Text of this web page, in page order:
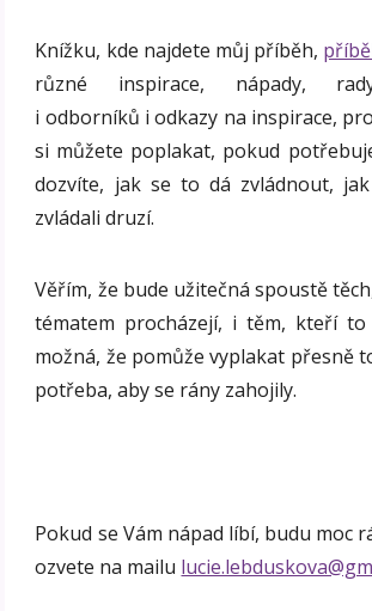
Knížku, kde najdete můj příběh,
různé inspirace, nápady,
i odborníků i odkazy na inspirace,
si můžete poplakat, pokud
dozvíte, jak se to dá zvládnout,
zvládali druzí.
Věřím, že bude užitečná spoustě
tématem procházejí, i těm, kteří
možná, že pomůže vyplakat přesně
potřeba, aby se rány zahojily.
Pokud se Vám nápad líbí, budu moc
ozvete na mailu